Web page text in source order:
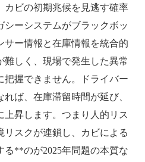
カビの初期兆候を見逃す確率
シーシステムがブラックボッ
サー情報と在庫情報を統合的
難しく、現場で発生した異常
把握できません。ドライバー
ば、在庫滞留時間が延び、
上昇します。つまり人的リス
リスクが連鎖し、カビによる
る**のが2025年問題の本質な